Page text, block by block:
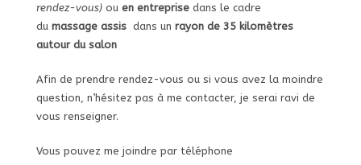
rendez-vous)ou en entreprisedans le cadre
du massage assisdans un rayon de 35 kilomètres
autour du salon
Afin de prendre rendez-vous ou si vous avez la moindre
question, n’hésitez pas à me contacter, je serai ravi de
vous renseigner.
Vous pouvez me joindre par téléphone